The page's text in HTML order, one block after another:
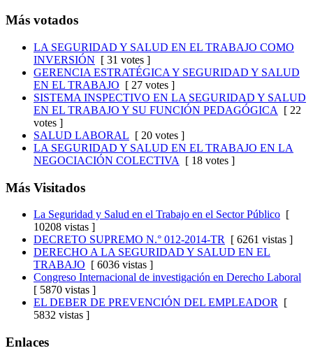
Más votados
LA SEGURIDAD Y SALUD EN EL TRABAJO COMO
INVERSIÓN [ 31 votes ]
GERENCIA ESTRATÉGICA Y SEGURIDAD Y SALUD
EN EL TRABAJO [ 27 votes ]
SISTEMA INSPECTIVO EN LA SEGURIDAD Y SALUD
EN EL TRABAJO Y SU FUNCIÓN PEDAGÓGICA
[ 22
votes ]
SALUD LABORAL [ 20 votes ]
LA SEGURIDAD Y SALUD EN EL TRABAJO EN LA
NEGOCIACIÓN COLECTIVA
[ 18 votes ]
Más Visitados
La Seguridad y Salud en el Trabajo en el Sector Público [
10208 vistas ]
DECRETO SUPREMO N.° 012-2014-TR
[ 6261 vistas ]
DERECHO A LA SEGURIDAD Y SALUD EN EL
TRABAJO [ 6036 vistas ]
Congreso Internacional de investigación en Derecho Laboral
[ 5870 vistas ]
EL DEBER DE PREVENCIÓN DEL EMPLEADOR
[
5832 vistas ]
Enlaces